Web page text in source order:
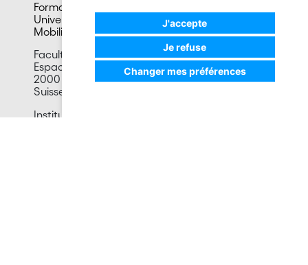
J'accepte
Je refuse
Changer mes préférences
Formation continue
Université du 3e âge
Mobilité
Faculté des lettres et sciences humaines
Espace Tilo-Frey 1
2000 Neuchâtel
Suisse
Institut d’ethnologie